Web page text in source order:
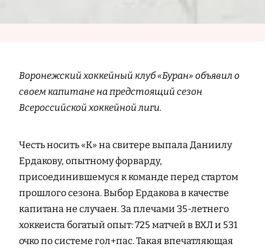
Воронежский хоккейный клуб «Буран» объявил о
своем капитане на предстоящий сезон
Всероссийской хоккейной лиги.
Честь носить «К» на свитере выпала Даниилу
Ердакову, опытному форварду,
присоединившемуся к команде перед стартом
прошлого сезона. Выбор Ердакова в качестве
капитана не случаен. За плечами 35-летнего
хоккеиста богатый опыт: 725 матчей в ВХЛ и 531
очко по системе гол+пас. Такая впечатляющая